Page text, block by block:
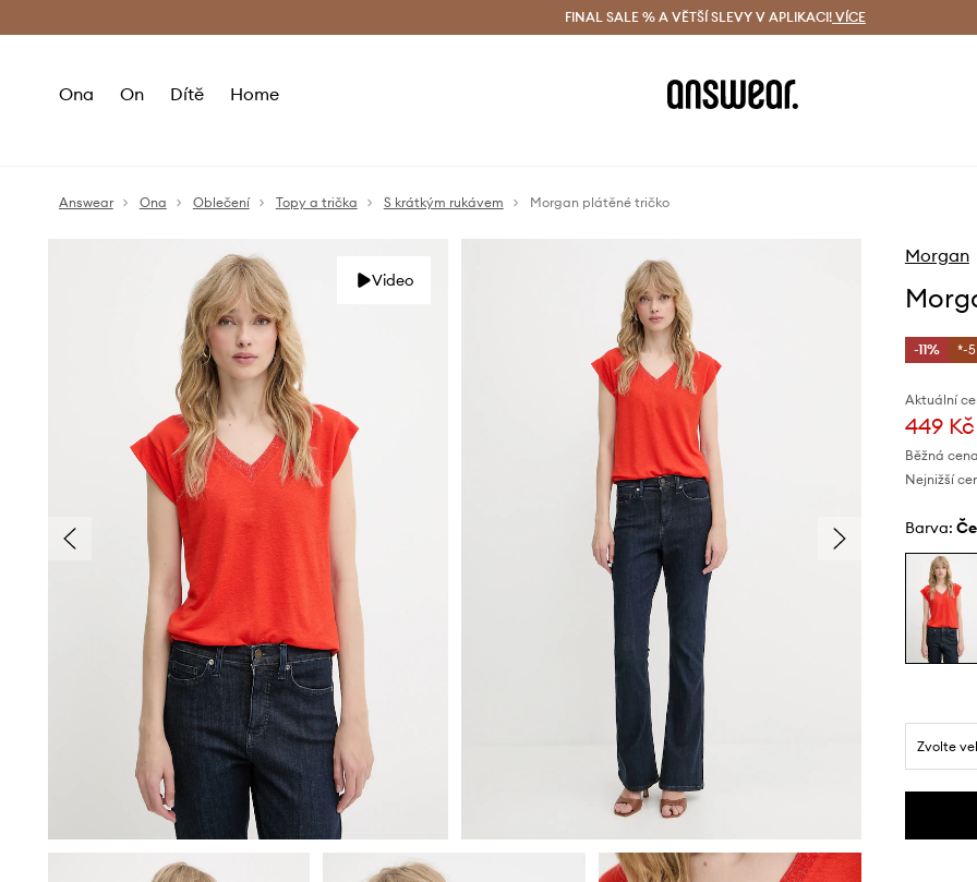
Doručení a vrácení zdarma (od 1800 Kč) Doručení i do 24 h
FINAL SALE % A VĚTŠÍ SLEVY V APLIKACI! VÍCE
Ona On Dítě Home
Answear Ona Oblečení Topy a trička S krátkým rukávem Morgan plátěné tričko
Video
Morgan
-11% *-
Aktuální
449 Kč
Běžná
Nejnižší
Barva:
Zvolte